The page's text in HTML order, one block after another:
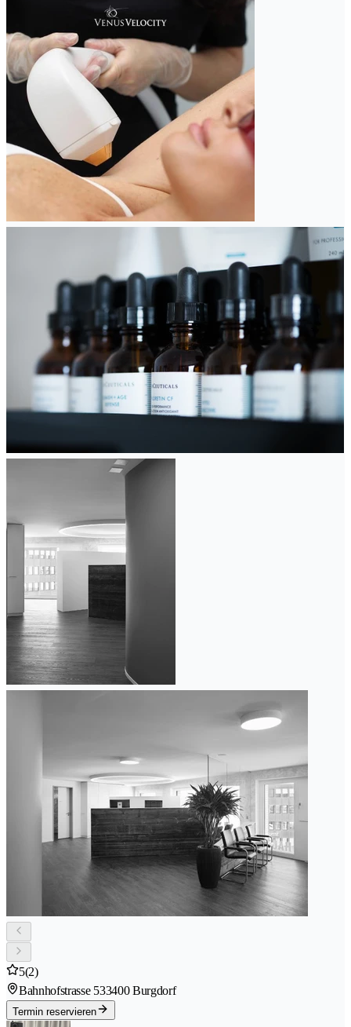
5(2)
Bahnhofstrasse 533400 Burgdorf
Termin reservieren